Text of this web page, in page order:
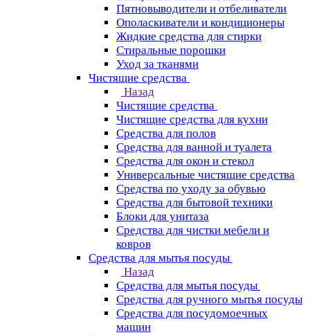
Пятновыводители и отбеливатели
Ополаскиватели и кондиционеры
Жидкие средства для стирки
Стиральные порошки
Уход за тканями
Чистящие средства
Назад
Чистящие средства
Чистящие средства для кухни
Средства для полов
Средства для ванной и туалета
Средства для окон и стекол
Универсальные чистящие средства
Средства по уходу за обувью
Средства для бытовой техники
Блоки для унитаза
Средства для чистки мебели и
ковров
Средства для мытья посуды
Назад
Средства для мытья посуды
Средства для ручного мытья посуды
Средства для посудомоечных
машин